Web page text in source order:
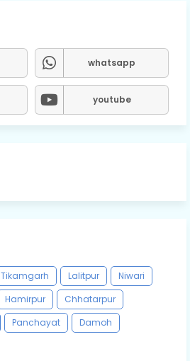
whatsapp
youtube
Tikamgarh Lalitpur
Niwari
Hamirpur
Chhatarpur
Panchayat
Damoh